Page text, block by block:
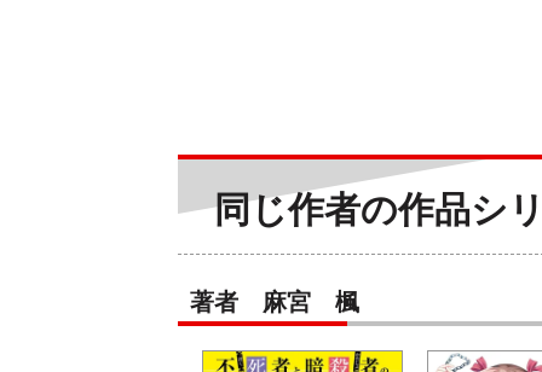
同じ作者の作品シ
著者 麻宮 楓